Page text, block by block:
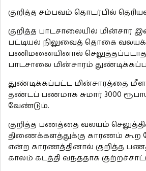
குறித்த சம்பவம் தொடர்பில்
குறித்த பாடசாலையில் மின்சார
பட்டியல் நிலுவைத் தொகை வலயக்
பணிமனையினால் செலுத்தப்படாத
பாடசாலை மின்சாரம்
துண்டிக்கப்பட்ட மின்சாரத்தை
தண்டப் பணமாக சுமார் 3000
வேண்டும்.
குறித்த பணத்தை வலயம்
திணைக்களத்துக்கு காரணம் கூற
என்ற காரணத்தினால் குறித்த
காலம் கடத்தி வந்ததாக